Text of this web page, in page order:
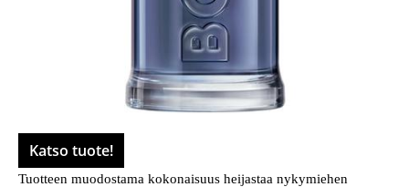
Katso tuote!
Tuotteen muodostama kokonaisuus heijastaa nykymiehen